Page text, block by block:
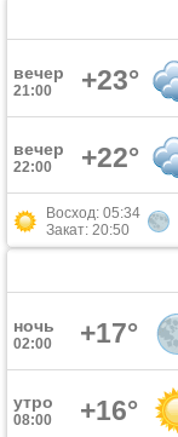
вечер
21:00 +23°
вечер
22:00 +22°
Восход: 05:34
Закат: 20:50
ночь
02:00 +17°
утро
08:00 +16°